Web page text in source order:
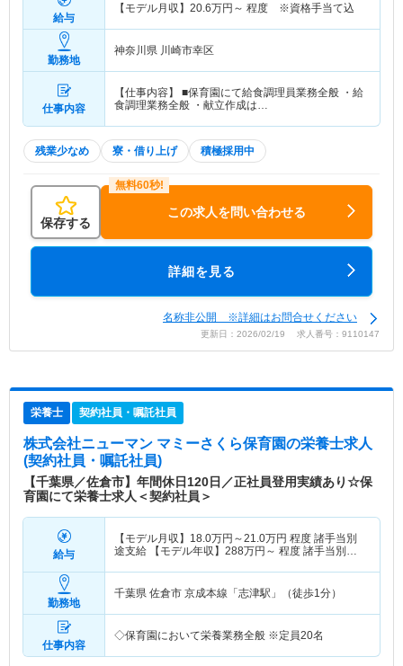
給与
【モデル月収】 20.6万円～ 程度 ※資格手当て込
勤務地
神奈川県 川崎市幸区
仕事内容
【仕事内容】 ■保育園にて給食調理員業務全般 ・給
食調理業務全般 ・献立作成は…
残業少なめ 寮・借り上げ 積極採用中
保存する
この求人を問い合わせる
詳細を見る
名称非公開 ※詳細はお問合せください
更新日：2026/02/19 求人番号：9110147
栄養士 契約社員・嘱託社員
株式会社ニューマン マミーさくら保育園の栄養士求人
(契約社員・嘱託社員)
【千葉県／佐倉市】年間休日120日／正社員登用実績あり☆保
育園にて栄養士求人＜契約社員＞
給与
【モデル月収】 18.0万円～21.0万円 程度 諸手当別
途支給 【モデル年収】 288万円～ 程度 諸手当別途
勤務地
千葉県 佐倉市 京成本線「志津駅」（徒歩1分）
仕事内容
◇保育園において栄養業務全般 ※定員20名